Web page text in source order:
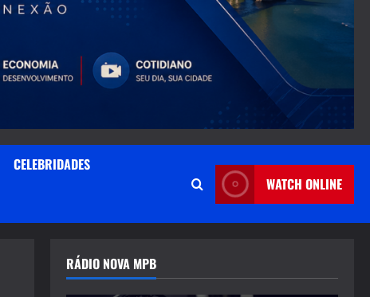
CELEBRIDADES
WATCH ONLINE
RÁDIO NOVA MPB